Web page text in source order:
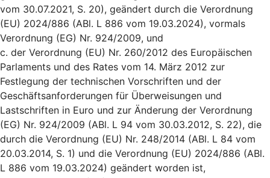
vom 30.07.2021, S. 20), geändert durch die Verordnung
(EU) 2024/886 (ABl. L 886 vom 19.03.2024), vormals
Verordnung (EG) Nr. 924/2009, und
c. der Verordnung (EU) Nr. 260/2012 des Europäischen
Parlaments und des Rates vom 14. März 2012 zur
Festlegung der technischen Vorschriften und der
Geschäftsanforderungen für Überweisungen und
Lastschriften in Euro und zur Änderung der Verordnung
(EG) Nr. 924/2009 (ABl. L 94 vom 30.03.2012, S. 22), die
durch die Verordnung (EU) Nr. 248/2014 (ABl. L 84 vom
20.03.2014, S. 1) und die Verordnung (EU) 2024/886 (ABl.
L 886 vom 19.03.2024) geändert worden ist,